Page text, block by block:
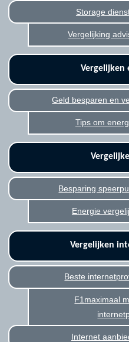
Storage
Vergelijking
Vergelijken
Geld besparen en
Tips om
Besparing
Energie
Vergelijken
Beste
F1maximaal
Internet